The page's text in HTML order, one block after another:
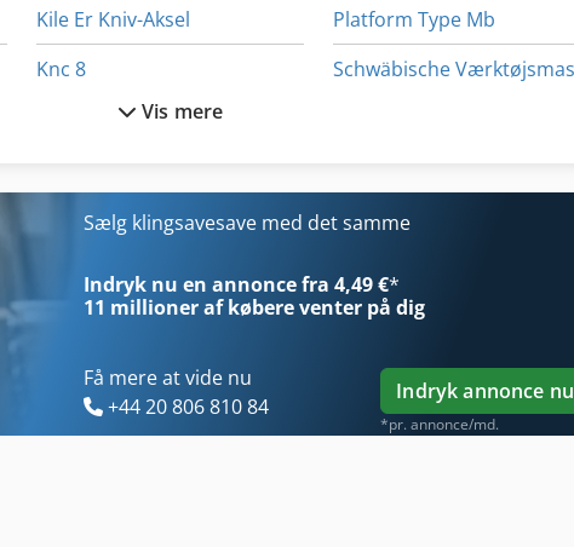
Kile Er Kniv-Aksel
Knc 8
Krog City
Kx 019-4
Platform Type Mb
Vis mere
Sælg klingsavesave med det samme
Indryk nu en annonce fra 4,49 €*
11 millioner af købereventer på dig
Få mere at vide nu
+44 20 806 810 84
Indryk annonce nu
*pr. annonce/md.